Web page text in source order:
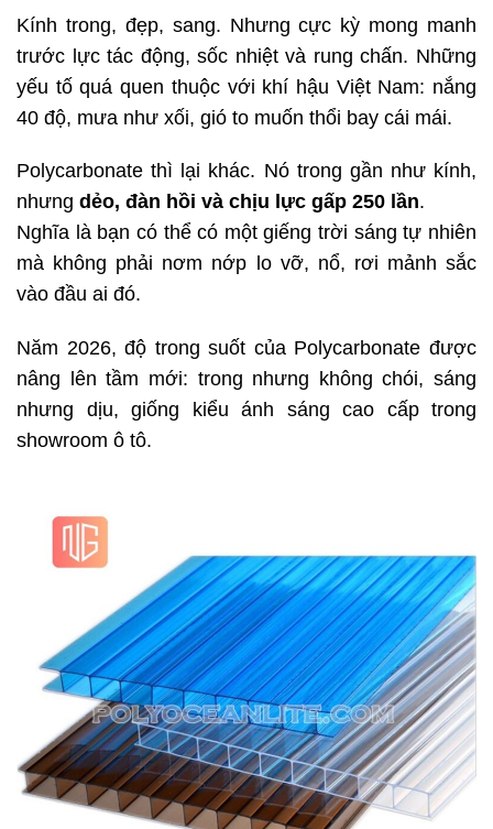
Kính trong, đẹp, sang. Nhưng cực kỳ mong manh
trước lực tác động, sốc nhiệt và rung chấn. Những
yếu tố quá quen thuộc với khí hậu Việt Nam: nắng
40 độ, mưa như xối, gió to muốn thổi bay cái mái.
Polycarbonate thì lại khác. Nó trong gần như kính,
nhưng dẻo, đàn hồi và chịu lực gấp 250 lần.
Nghĩa là bạn có thể có một giếng trời sáng tự nhiên
mà không phải nơm nớp lo vỡ, nổ, rơi mảnh sắc
vào đầu ai đó.
Năm 2026, độ trong suốt của Polycarbonate được
nâng lên tầm mới: trong nhưng không chói, sáng
nhưng dịu, giống kiểu ánh sáng cao cấp trong
showroom ô tô.